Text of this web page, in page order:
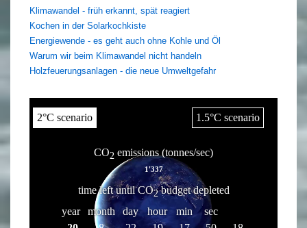
Klimawandel - früh erkannt, spät reagiert
Kochen in der Solarkochkiste
Energiewende - es geht auch ohne Kohle und Öl
Warum wir beim Klimawandel nicht handeln
Holzfeuerungsanlagen - die neue Umweltgefahr